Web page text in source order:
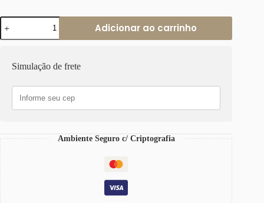
Pulseira
Elo
Grumet-
Corrente
Fecho
Adicionar ao carrinho
Simulação de frete
Ambiente Seguro c/ Criptografia